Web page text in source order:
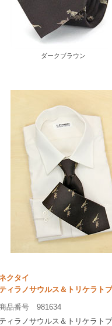
ダークブラウン
クタイ
ティラノサウルス＆トリケラト
品番号 981634
ティラノサウルス＆トリケラト